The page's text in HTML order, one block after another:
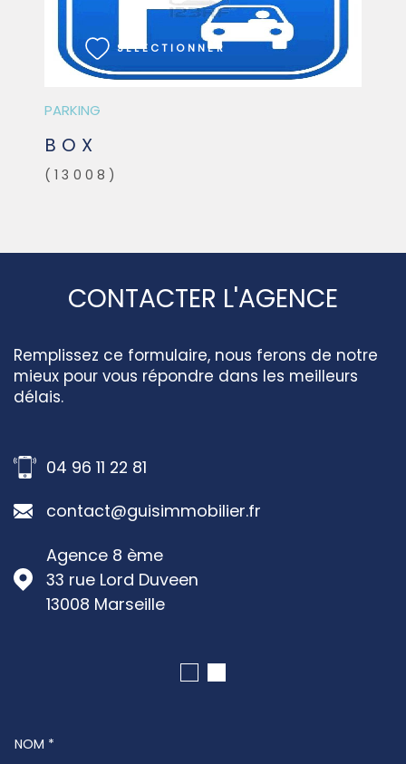
PARKING
BOX
(13008)
SÉLECTIONNER
CONTACTER L'AGENCE
Remplissez ce formulaire, nous ferons de notre
mieux pour vous répondre dans les meilleurs
délais.
04 96 11 22 81
contact@guisimmobilier.fr
Agence 8 ème
33 rue Lord Duveen
13008
Marseille
TRAD_MELTEM_VOSCOORDONNEES
NOM *